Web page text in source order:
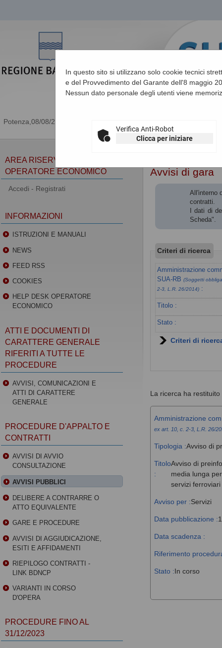
08/08/2026 00:17
Sei qui: Home»
In questo sito si utilizzano solo cookie tecnici
e del Provvedimento del Garante dell'8 maggio
Nessun dato personale degli utenti viene
Verifica Anti-Robot
Clicca per iniziare
Avvisi di gara
All'interno
contratti.
I dati di
Scheda".
Criteri di ricerca
Amministrazione
SUA-RB(Soggetti
2-3, L.R. 26/2014) :
Titolo :
Stato :
Criteri di
La ricerca ha restituito
Amministrazione
ex art. 10, c. 2-3, L.R. 26/
Tipologia :Avviso di
Titolo
:
Avviso di
media lunga
servizi
Avviso per :Servizi
Data pubblicazione :
Data scadenza :
Riferimento
Stato :In corso
AREA RISERVATA
OPERATORE ECONOMICO
Accedi - Registrati
INFORMAZIONI
ISTRUZIONI E MANUALI
NEWS
FEED RSS
COOKIES
HELP DESK OPERATORE
ECONOMICO
ATTI E DOCUMENTI DI
CARATTERE GENERALE
RIFERITI A TUTTE LE
PROCEDURE
AVVISI, COMUNICAZIONI E
ATTI DI CARATTERE
GENERALE
PROCEDURE D'APPALTO E
CONTRATTI
AVVISI DI AVVIO
CONSULTAZIONE
AVVISI PUBBLICI
DELIBERE A CONTRARRE O
ATTO EQUIVALENTE
GARE E PROCEDURE
AVVISI DI AGGIUDICAZIONE,
ESITI E AFFIDAMENTI
RIEPILOGO CONTRATTI -
LINK BDNCP
VARIANTI IN CORSO
D'OPERA
PROCEDURE FINO AL
31/12/2023